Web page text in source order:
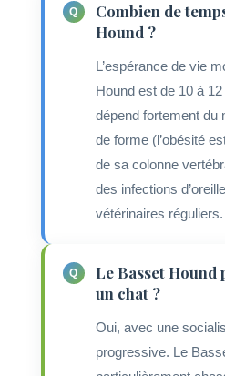
Combien de
Hound ?
L’espérance de vie
Hound est de 10 à
dépend fortement du
de forme (l’obésité
de sa colonne
des infections
vétérinaires réguliers.
Le Basset
un chat ?
Oui, avec une
progressive. Le